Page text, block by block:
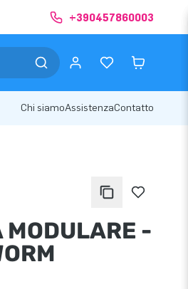
+390457860003
Chi siamoAssistenzaContatto
MODULARE -